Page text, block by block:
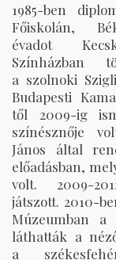
1985-ben
Főiskolán,
évadot
Színházban
a szolnoki
Budapesti
től 2009-ig
színésznője
János által
előadásban,
volt. 2009-
játszott. 2010-
Múzeumban a
láthatták a
a